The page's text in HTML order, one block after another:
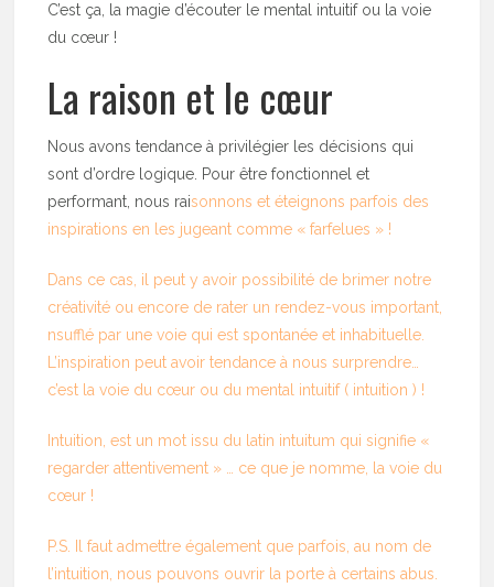
C’est ça, la magie d’écouter le mental intuitif ou la voie
du cœur !
La raison et le cœur
Nous avons tendance à privilégier les décisions qui
sont d’ordre logique. Pour être fonctionnel et
performant, nous raisonnons et éteignons parfois des
inspirations en les jugeant comme « farfelues » !
Dans ce cas, il peut y avoir possibilité de brimer notre
créativité ou encore de rater un rendez-vous important,
nsufflé par une voie qui est spontanée et inhabituelle.
L’inspiration peut avoir tendance à nous surprendre…
c’est la voie du cœur ou du mental intuitif ( intuition ) !
Intuition, est un mot issu du latin intuitum qui signifie «
regarder attentivement » … ce que je nomme, la voie du
cœur !
P.S. Il faut admettre également que parfois, au nom de
l’intuition, nous pouvons ouvrir la porte à certains abus.